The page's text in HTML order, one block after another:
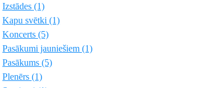
Izstādes (1)
Kapu svētki (1)
Koncerts (5)
Pasākumi jauniešiem (1)
Pasākums (5)
Plenērs (1)